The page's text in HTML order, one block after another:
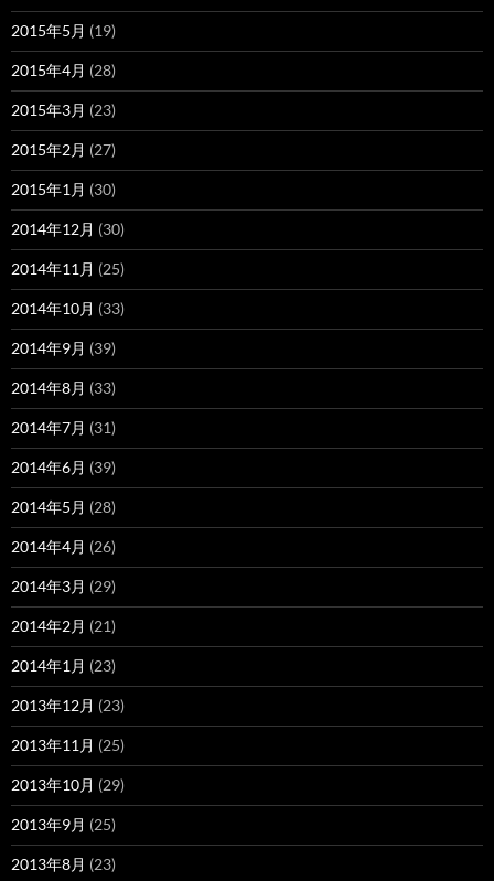
2015年5月 (19)
2015年4月 (28)
2015年3月 (23)
2015年2月 (27)
2015年1月 (30)
2014年12月 (30)
2014年11月 (25)
2014年10月 (33)
2014年9月 (39)
2014年8月 (33)
2014年7月 (31)
2014年6月 (39)
2014年5月 (28)
2014年4月 (26)
2014年3月 (29)
2014年2月 (21)
2014年1月 (23)
2013年12月 (23)
2013年11月 (25)
2013年10月 (29)
2013年9月 (25)
2013年8月 (23)